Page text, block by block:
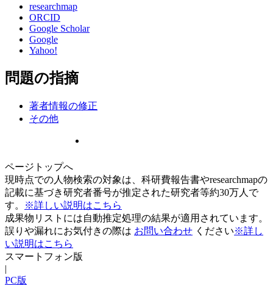
researchmap
ORCID
Google Scholar
Google
Yahoo!
問題の指摘
著者情報の修正
その他
ページトップへ
現時点での人物検索の対象は、科研費報告書やresearchmapの
記載に基づき研究者番号が推定された研究者等約30万人で
す。
※詳しい説明はこちら
成果物リストには自動推定処理の結果が適用されています。
誤りや漏れにお気付きの際は お問い合わせ ください※詳し
い説明はこちら
スマートフォン版
|
PC版